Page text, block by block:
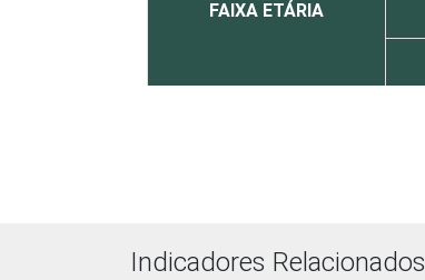
FAIXA ETÁRIA
Indicadores Relacionados